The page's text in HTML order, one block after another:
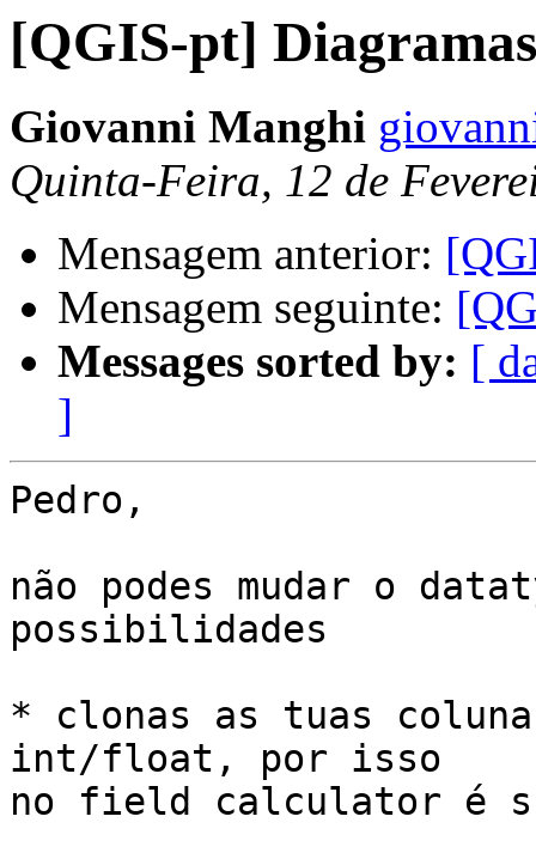
[QGIS-pt] Diagramas
Giovanni Manghi
Quinta-Feira, 12 de
Mensagem anterior:
Mensagem seguinte:
Messages sorted by: [
]
Pedro,
não podes mudar o
possibilidades
* clonas as tuas
int/float, por isso
no field calculator é